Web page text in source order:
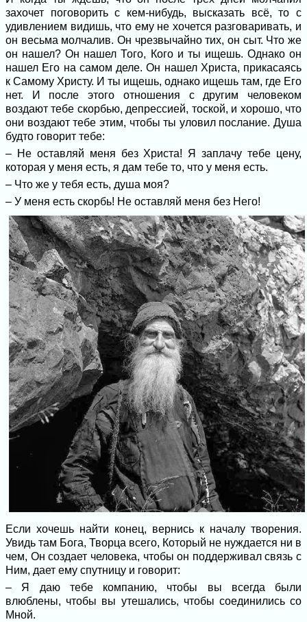
захочет поговорить с кем-нибудь, высказать всё, то с
удивлением видишь, что ему не хочется разговаривать, и
он весьма молчалив. Он чрезвычайно тих, он сыт. Что же
он нашел? Он нашел Того, Кого и ты ищешь. Однако он
нашел Его на самом деле. Он нашел Христа, прикасаясь
к Самому Христу. И ты ищешь, однако ищешь там, где Его
нет. И после этого отношения с другим человеком
воздают тебе скорбью, депрессией, тоской, и хорошо, что
они воздают тебе этим, чтобы ты уловил послание. Душа
будто говорит тебе:
– Не оставляй меня без Христа! Я заплачу тебе цену,
которая у меня есть, я дам тебе то, что у меня есть.
– Что же у тебя есть, душа моя?
– У меня есть скорбь! Не оставляй меня без Него!
Если хочешь найти конец, вернись к началу творения.
Увидь там Бога, Творца всего, Который не нуждается ни в
чем, Он создает человека, чтобы он поддерживал связь с
Ним, дает ему спутницу и говорит:
– Я даю тебе компанию, чтобы вы всегда были
влюблены, чтобы вы утешались, чтобы соединились со
Мной.